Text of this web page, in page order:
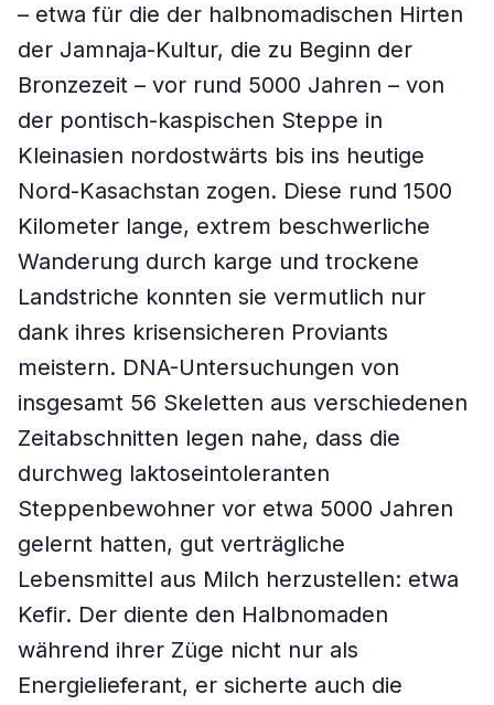
– etwa für die der halbnomadischen Hirten
der Jamnaja-Kultur, die zu Beginn der
Bronzezeit – vor rund 5000 Jahren – von
der pontisch-kaspischen Steppe in
Kleinasien nordostwärts bis ins heutige
Nord-Kasachstan zogen. Diese rund 1500
Kilometer lange, extrem beschwerliche
Wanderung durch karge und trockene
Landstriche konnten sie vermutlich nur
dank ihres krisensicheren Proviants
meistern. DNA-Untersuchungen von
insgesamt 56 Skeletten aus verschiedenen
Zeitabschnitten legen nahe, dass die
durchweg laktoseintoleranten
Steppenbewohner vor etwa 5000 Jahren
gelernt hatten, gut verträgliche
Lebensmittel aus Milch herzustellen: etwa
Kefir. Der diente den Halbnomaden
während ihrer Züge nicht nur als
Energielieferant, er sicherte auch die